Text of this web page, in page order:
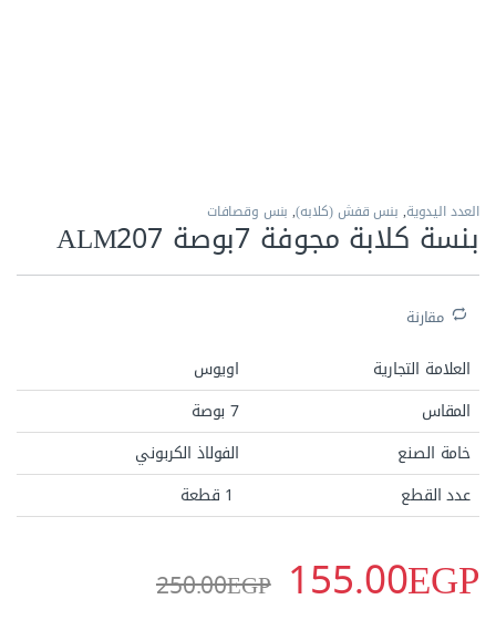
العدد اليدوية, بنس قفش (كلابه), بنس وقصافات
بنسة كلابة مجوفة 7بوصة ALM207
مقارنة
العلامة التجارية
اويوس
المقاس
7 بوصة
خامة الصنع
الفولاذ الكربوني
عدد القطع
155.00EGP
250.00EGP